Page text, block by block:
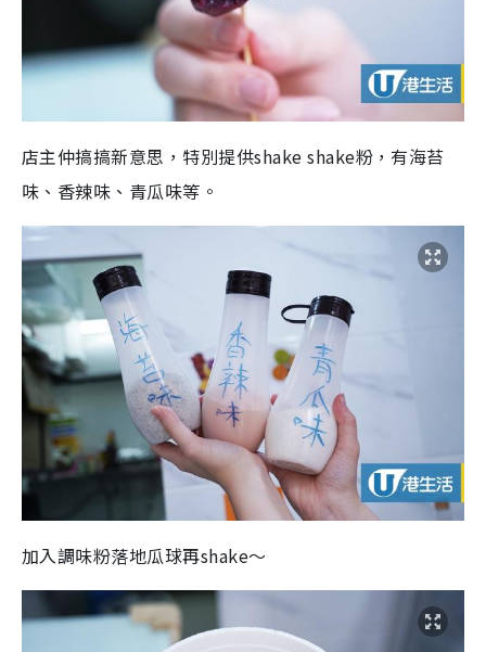
店主仲搞搞新意思，特別提供shake shake粉，有海苔
味、香辣味、青瓜味等。
加入調味粉落地瓜球再shake～